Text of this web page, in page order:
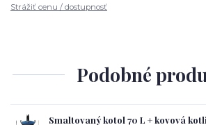
Strážiť cenu / dostupnosť
Podobné
Smaltovaný kotol 70 L + kovová